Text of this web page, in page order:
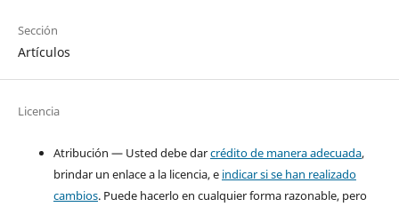
Sección
Artículos
Licencia
Atribución — Usted debe darcrédito de manera adecuada,
brindar un enlace a la licencia, e indicar si se han realizado
cambios. Puede hacerlo en cualquier forma razonable, pero